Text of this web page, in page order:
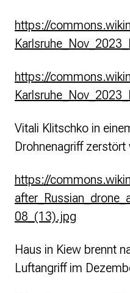
https://
https://
Vitali Klitschko in
Drohnenagriff zerstört
https://
08_(13).jpg
Haus in Kiew brennt
Luftangriff im